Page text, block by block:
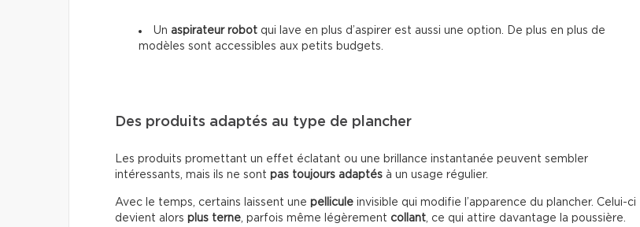
Un aspirateur robot qui lave en plus d’aspirer est aussi une option. De plus en plus de
modèles sont accessibles aux petits budgets.
Des produits adaptés au type de plancher
Les produits promettant un effet éclatant ou une brillance instantanée peuvent sembler
intéressants, mais ils ne sont pas toujours adaptés à un usage régulier.
Avec le temps, certains laissent une pellicule invisible qui modifie l’apparence du plancher. Celui-ci
devient alors plus terne, parfois même légèrement collant, ce qui attire davantage la poussière.